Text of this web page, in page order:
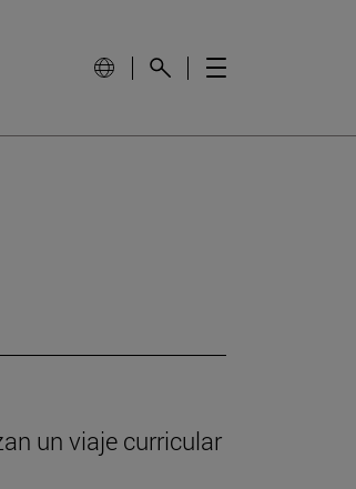
un viaje curricular